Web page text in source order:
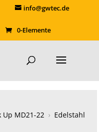
info@gwtec.de
0-Elemente
Up MD21-22 › Edelstahl